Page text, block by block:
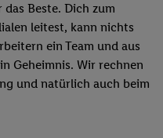
Beste. Dich zum
leitest, kann nichts
ein Team und aus
Geheimnis. Wir rechnen
und natürlich auch beim